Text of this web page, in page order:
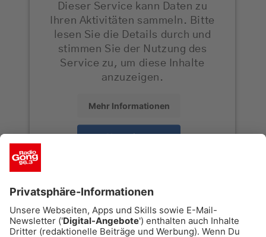
Dieser Service kann Daten zu
Ihren Aktivitäten sammeln. Bitte
lesen Sie die Details durch und
stimmen Sie der Nutzung des
Service zu, um diese Inhalte
anzuzeigen.
Mehr Informationen
Akzeptieren